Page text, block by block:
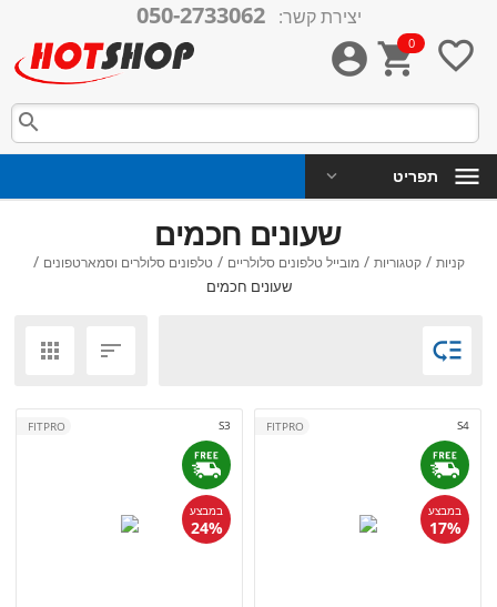
יצירת קשר: 050-2733062

0



תפריט
שעונים חכמים
קניות / קטגוריות / מובייל טלפונים סלולריים / טלפונים סלולרים וסמארטפונים /
שעונים חכמים



S4
במבצע
17%
FITPRO
S3
במבצע
24%
FITPRO